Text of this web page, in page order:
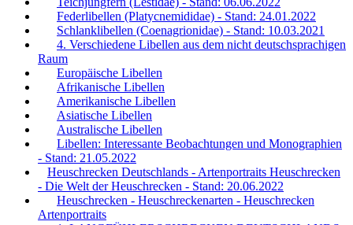
Federlibellen (Platycnemididae) - Stand: 24.01.2022
Schlanklibellen (Coenagrionidae) - Stand: 10.03.2021
4. Verschiedene Libellen aus dem nicht deutschsprachigen
Raum
Europäische Libellen
Afrikanische Libellen
Amerikanische Libellen
Asiatische Libellen
Australische Libellen
Libellen: Interessante Beobachtungen und Monographien
- Stand: 21.05.2022
Heuschrecken Deutschlands - Artenportraits Heuschrecken
- Die Welt der Heuschrecken - Stand: 20.06.2022
Heuschrecken - Heuschreckenarten - Heuschrecken
Artenportraits